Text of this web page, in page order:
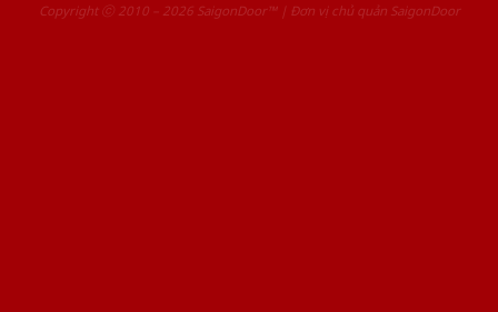
Copyright ⓒ 2010 – 2026 SaigonDoor™ | Đơn vị chủ quản SaigonDoor